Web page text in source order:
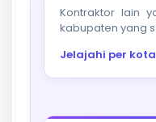
Kontraktor lain
kabupaten yang
Jelajahi per kota